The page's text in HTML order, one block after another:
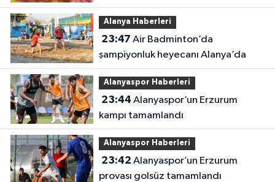
Alanya Haberleri
23:47
şampiyonluk heyecanı Alanya’da
Alanyaspor Haberleri
23:44
kampı tamamlandı
Alanyaspor Haberleri
23:42
provası golsüz tamamlandı